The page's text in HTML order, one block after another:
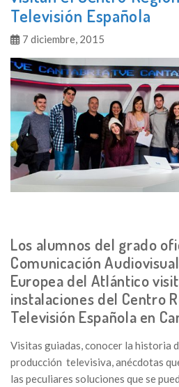
Televisión Española
7 diciembre, 2015
Los alumnos del grado
Comunicación
Europea del Atlántico
instalaciones del Centro
Televisión Española en
Visitas guiadas, conocer la historia
producción televisiva, anécdotas
las peculiares soluciones que se